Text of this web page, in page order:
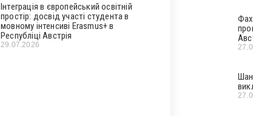
Інтеграція в європейський освітній
простір: досвід участі студента в
мовному інтенсиві Erasmus+ в
Республіці Австрія
29.07.2026